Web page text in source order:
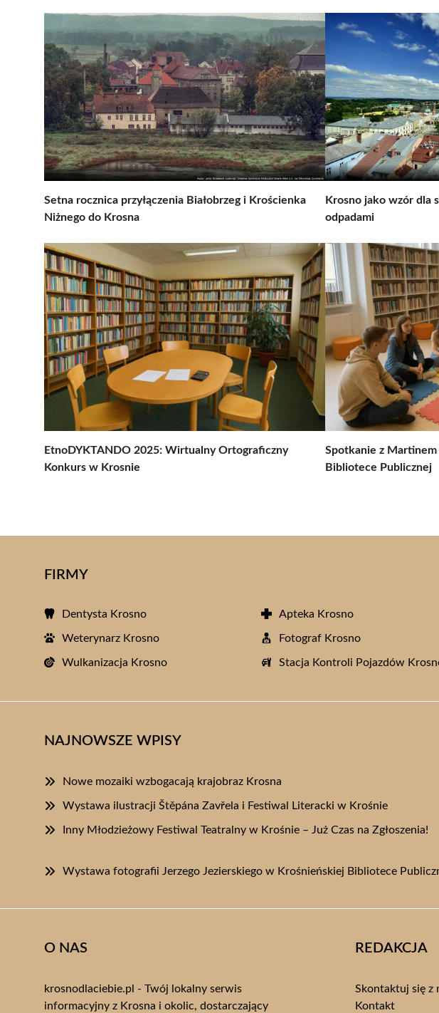
Setna rocznica przyłączenia Białobrzeg i Krościenka
Niżnego do Krosna
Krosno jako wzór dla
odpadami
EtnoDYKTANDO 2025: Wirtualny Ortograficzny
Konkurs w Krosnie
Spotkanie z
Bibliotece Publicznej
FIRMY
Dentysta Krosno Apteka Krosno
Weterynarz Krosno Fotograf Krosno
Wulkanizacja Krosno Stacja Kontroli Pojazdów
NAJNOWSZE WPISY
Nowe mozaiki wzbogacają krajobraz Krosna
Wystawa ilustracji Štěpána Zavřela i Festiwal Literacki w Krośnie
Inny Młodzieżowy Festiwal Teatralny w Krośnie – Już Czas na Zgłoszenia!
Wystawa fotografii Jerzego Jezierskiego w Krośnieńskiej Bibliotece
O NAS
krosnodlaciebie.pl - Twój lokalny serwis
informacyjny z Krosna i okolic, dostarczający
REDAKCJA
Skontaktuj się z
Kontakt